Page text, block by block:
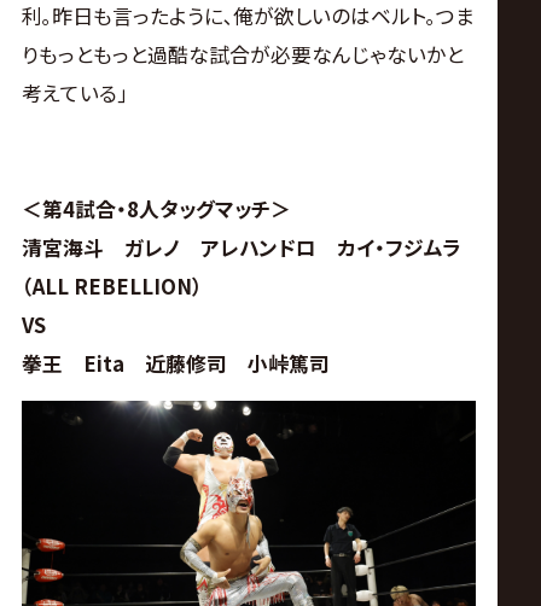
利｡昨日も言ったように､俺が欲しいのはベルト｡つま
りもっともっと過酷な試合が必要なんじゃないかと
考えている｣
＜第4試合・8人タッグマッチ＞
清宮海斗 ガレノ アレハンドロ カイ・フジムラ
（ALL REBELLION）
VS
拳王 Eita 近藤修司 小峠篤司